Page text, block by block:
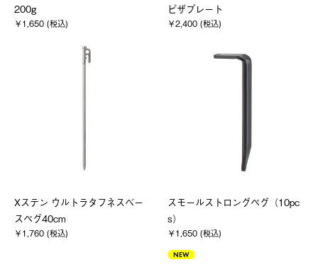
200g
￥1,650 (税込)
ピザプレート
￥2,400 (税込)
Xステン ウルトラタフネスベー
スペグ40cm
￥1,760 (税込)
スモールストロングペグ（10pc
s）
￥1,650 (税込)
NEW